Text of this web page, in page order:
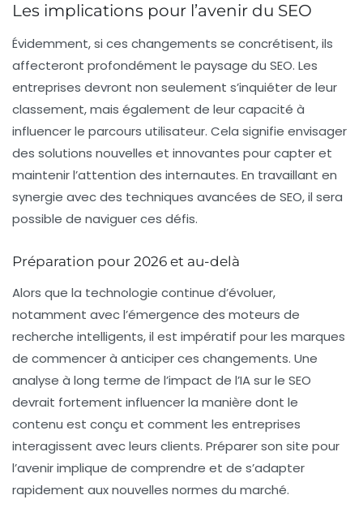
Les implications pour l’avenir du SEO
Évidemment, si ces changements se concrétisent, ils
affecteront profondément le paysage du SEO. Les
entreprises devront non seulement s’inquiéter de leur
classement, mais également de leur capacité à
influencer le parcours utilisateur. Cela signifie envisager
des solutions nouvelles et innovantes pour capter et
maintenir l’attention des internautes. En travaillant en
synergie avec des techniques avancées de SEO, il sera
possible de naviguer ces défis.
Préparation pour 2026 et au-delà
Alors que la technologie continue d’évoluer,
notamment avec l’émergence des moteurs de
recherche intelligents, il est impératif pour les marques
de commencer à anticiper ces changements. Une
analyse à long terme de l’impact de l’IA sur le SEO
devrait fortement influencer la manière dont le
contenu est conçu et comment les entreprises
interagissent avec leurs clients. Préparer son site pour
l’avenir implique de comprendre et de s’adapter
rapidement aux nouvelles normes du marché.